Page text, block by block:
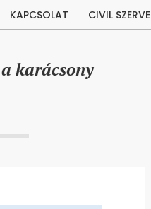
KAPCSOLAT CIVIL
karácsony